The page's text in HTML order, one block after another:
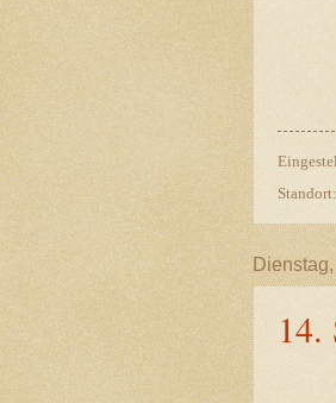
Standort:
14.